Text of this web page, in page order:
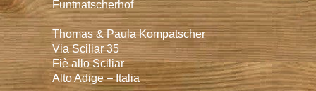
Funtnatscherhof
Thomas & Paula Kompatscher
Via Sciliar 35
Fiè allo Sciliar
Alto Adige – Italia